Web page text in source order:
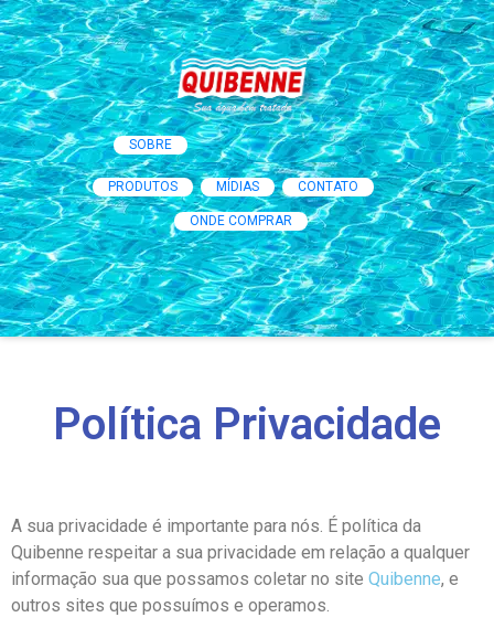
ONDE COMPRAR
CONTATO
MÍDIAS
PRODUTOS
SOBRE
Política Privacidade
A sua privacidade é importante para nós. É política da
Quibenne respeitar a sua privacidade em relação a qualquer
informação sua que possamos coletar no site Quibenne, e
outros sites que possuímos e operamos.